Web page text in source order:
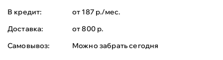
В кредит:
от 187 р./мес.
Доставка:
от 800 р.
Самовывоз:
Можно забрать сегодня